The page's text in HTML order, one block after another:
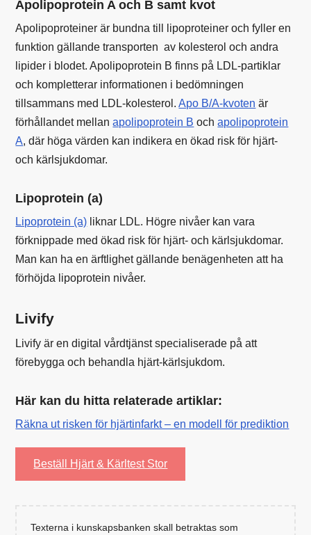
Apolipoprotein A och B samt kvot
Apolipoproteiner är bundna till lipoproteiner och fyller en
funktion gällande transporten av kolesterol och andra
lipider i blodet. Apolipoprotein B finns på LDL-partiklar
och kompletterar informationen i bedömningen
tillsammans med LDL-kolesterol.Apo B/A-kvoten är
förhållandet mellanapolipoprotein B ochapolipoprotein
A, där höga värden kan indikera en ökad risk för hjärt-
och kärlsjukdomar.
Lipoprotein (a)
Lipoprotein (a) liknar LDL. Högre nivåer kan vara
förknippade med ökad risk för hjärt- och kärlsjukdomar.
Man kan ha en ärftlighet gällande benägenheten att ha
förhöjda lipoprotein nivåer.
Livify
Livify är en digital vårdtjänst specialiserade på att
förebygga och behandla hjärt-kärlsjukdom.
Här kan du hitta relaterade artiklar:
Räkna ut risken för hjärtinfarkt – en modell för prediktion
Beställ Hjärt & Kärltest Stor
Texterna i kunskapsbanken skall betraktas som